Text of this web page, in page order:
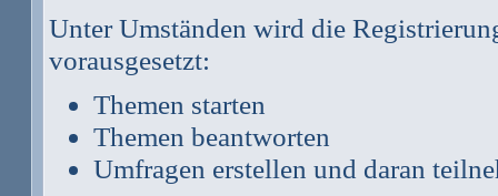
Unter Umständen wird die
vorausgesetzt:
Themen starten
Themen beantworten
Umfragen erstellen und daran